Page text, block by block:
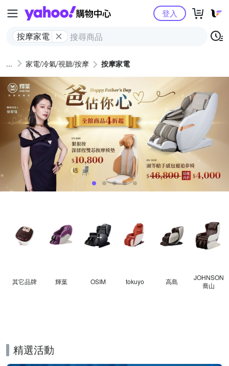
Yahoo購物中心
按摩家電
登入
家電/冷氣/視聽/按摩 按摩家電
其它品牌 輝葉 OSIM tokuyo 高島
JOHNSON
喬山
精選活動